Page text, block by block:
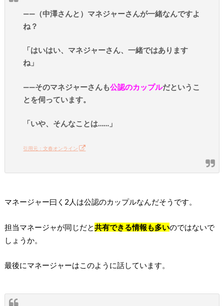
——（中澤さんと）マネジャーさんが一緒なんですよ
ね？
「はいはい、マネジャーさん、一緒ではあります
ね」
——そのマネジャーさんも公認のカップルだというこ
とを伺っています。
「いや、そんなことは……」
引用元：文春オンライン
マネージャー曰く2人は公認のカップルなんだそうです。
担当マネージャが同じだと共有できる情報も多いのではないで
しょうか。
最後にマネージャーはこのように話しています。